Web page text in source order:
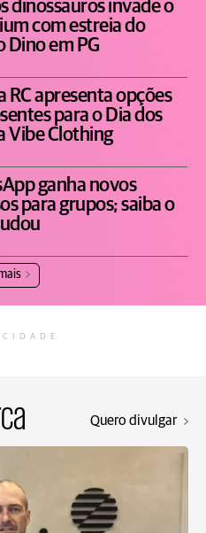
dinossauros invade o
com estreia do
Dino em PG
RC apresenta opções
para o Dia dos
Vibe Clothing
ganha novos
para grupos; saiba o
Quero divulgar